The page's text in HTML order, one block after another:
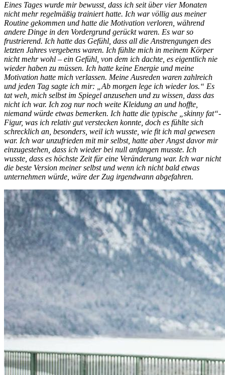
Eines Tages wurde mir bewusst, dass ich seit über vier Monaten
nicht mehr regelmäßig trainiert hatte. Ich war völlig aus meiner
Routine gekommen und hatte die Motivation verloren, während
andere Dinge in den Vordergrund gerückt waren. Es war so
frustrierend. Ich hatte das Gefühl, dass all die Anstrengungen des
letzten Jahres vergebens waren. Ich fühlte mich in meinem Körper
nicht mehr wohl – ein Gefühl, von dem ich dachte, es eigentlich nie
wieder haben zu müssen. Ich hatte keine Energie und meine
Motivation hatte mich verlassen. Meine Ausreden waren zahlreich
und jeden Tag sagte ich mir: „Ab morgen lege ich wieder los.“ Es
tat weh, mich selbst im Spiegel anzusehen und zu wissen, dass das
nicht ich war. Ich zog nur noch weite Kleidung an und hoffte,
niemand würde etwas bemerken. Ich hatte die typische „skinny fat“-
Figur, was ich relativ gut verstecken konnte, doch es fühlte sich
schrecklich an, besonders, weil ich wusste, wie fit ich mal gewesen
war. Ich war unzufrieden mit mir selbst, hatte aber Angst davor mir
einzugestehen, dass ich wieder bei null anfangen musste. Ich
wusste, dass es höchste Zeit für eine Veränderung war. Ich war nicht
die beste Version meiner selbst und wenn ich nicht bald etwas
unternehmen würde, wäre der Zug irgendwann abgefahren.